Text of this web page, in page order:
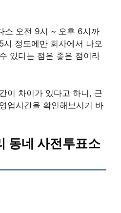
소 오전 9시 ~ 오후 6시까
시 정도에만 회사에서 나오
있다는 점은 좋은 점이라
이 차이가 있다고 하니, 근
업시간을 확인해보시기 바
동네 사전투표소